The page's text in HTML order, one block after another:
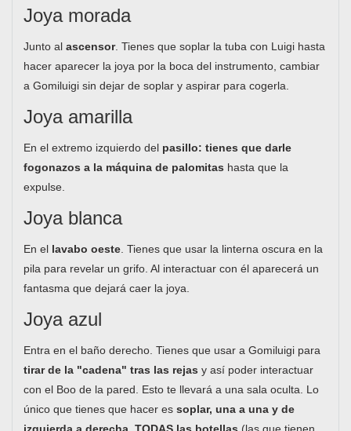
Joya morada
Junto al ascensor. Tienes que soplar la tuba con Luigi hasta
hacer aparecer la joya por la boca del instrumento, cambiar
a Gomiluigi sin dejar de soplar y aspirar para cogerla.
Joya amarilla
En el extremo izquierdo del pasillo: tienes que darle
fogonazos a la máquina de palomitas hasta que la
expulse.
Joya blanca
En el lavabo oeste . Tienes que usar la linterna oscura en la
pila para revelar un grifo. Al interactuar con él aparecerá un
fantasma que dejará caer la joya.
Joya azul
Entra en el baño derecho. Tienes que usar a Gomiluigi para
tirar de la "cadena" tras las rejas y así poder interactuar
con el Boo de la pared. Esto te llevará a una sala oculta. Lo
único que tienes que hacer es soplar, una a una y de